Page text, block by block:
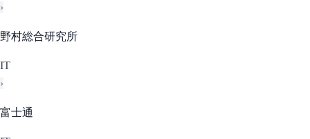
›
野村総合研究所
IT
›
富士通